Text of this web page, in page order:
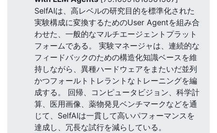
SelfAIは、高レベルの研究目的を標準化された
実験構成に変換するためのUser Agentを組み合
わせた、一般的なマルチエージェントプラット
フォームである。 実験マネージャは、連続的な
フィードバックのための構造化知識ベースを維
持しながら、異種ハードウェアをまたいだ並列
かつフォールトトレラントなトレーニングを編
成する。 回帰、コンピュータビジョン、科学計
算、医用画像、薬物発見ベンチマークなどを通
じて、SelfAIは一貫して高いパフォーマンスを
達成し、冗長な試行を減らしている。